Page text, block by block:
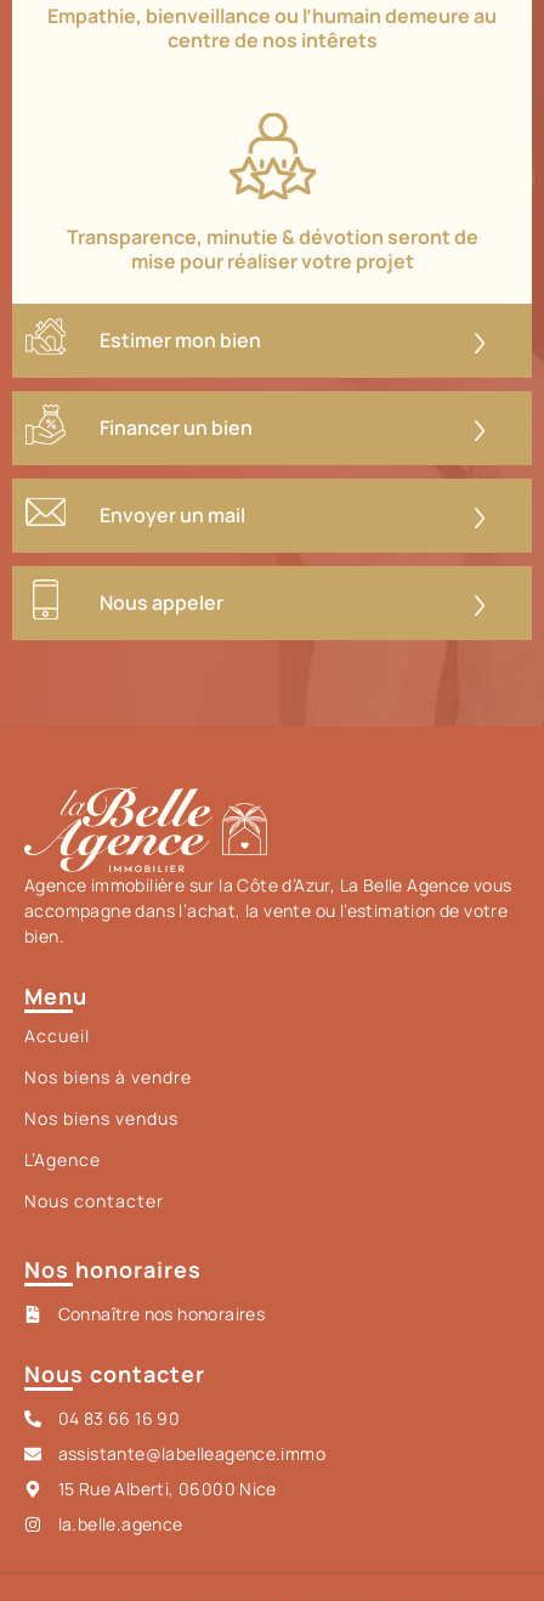
Empathie, bienveillance ou l’humain demeure au
centre de nos intêrets
Transparence, minutie & dévotion seront de
mise pour réaliser votre projet
Estimer mon bien
Financer un bien
Envoyer un mail
Nous appeler
Agence immobilière sur la Côte d’Azur, La Belle Agence vous
accompagne dans l’achat, la vente ou l’estimation de votre
bien.
Menu
Accueil
Nos biens à vendre
Nos biens vendus
L’Agence
Nous contacter
Nos honoraires
Connaître nos honoraires
Nous contacter
04 83 66 16 90
assistante@labelleagence.immo
15 Rue Alberti, 06000 Nice
la.belle.agence